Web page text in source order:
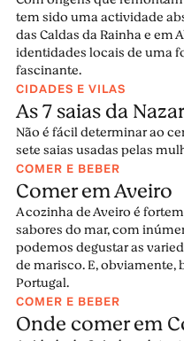
tem sido uma actividade
das Caldas da Rainha e em
identidades locais de uma
fascinante.
CIDADES E VILAS
As 7 saias da
Não é fácil determinar ao
sete saias usadas pelas
COMER E BEBER
Comer em Aveiro
A cozinha de Aveiro é
sabores do mar, com
podemos degustar as
de marisco. E, obviamente,
Portugal.
COMER E BEBER
Onde comer em